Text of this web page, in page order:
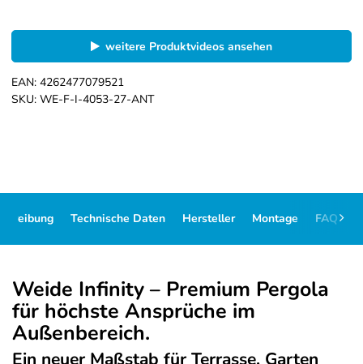
weitere Produktvideos ansehen
EAN: 4262477079521
SKU: WE-F-I-4053-27-ANT
Technische Daten Hersteller Montage FAQ
Weide Infinity – Premium Pergola
für höchste Ansprüche im
Außenbereich.
Ein neuer Maßstab für Terrasse, Garten